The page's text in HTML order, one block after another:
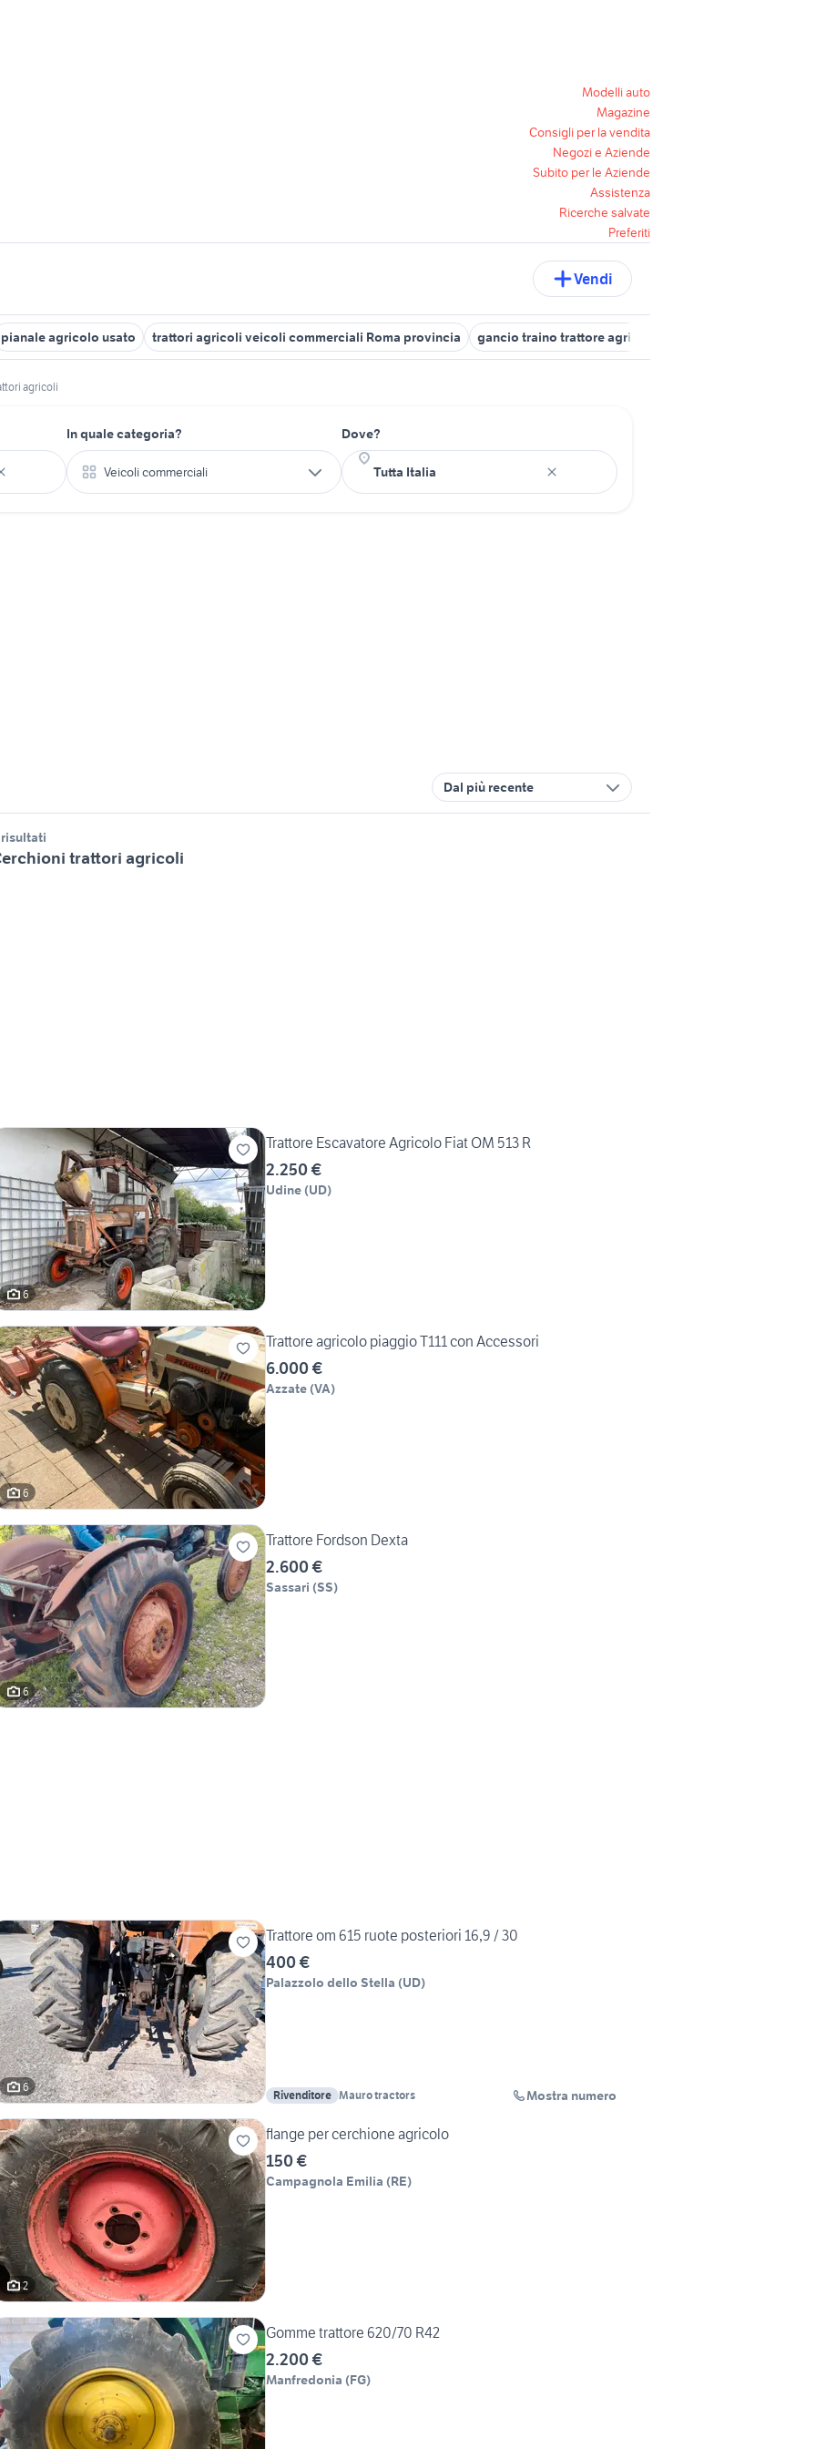
Modelli auto
Magazine
Consigli per la vendita
Negozi e Aziende
Subito per le Aziende
Assistenza
Ricerche salvate
Preferiti
Vendi
pianale agricolo usato trattori agricoli veicoli commerciali Roma provincia gancio traino trattore agricolo usato
agricoli
In quale categoria?
Veicoli commerciali
Dove?
Dal più recente
trattori agricoli
6
Trattore Escavatore Agricolo Fiat OM 513 R
2.250 €
Udine (UD)
6
Trattore agricolo piaggio T111 con Accessori
6.000 €
Azzate (VA)
6
Trattore Fordson Dexta
2.600 €
Sassari (SS)
6
Trattore om 615 ruote posteriori 16,9 / 30
400 €
Palazzolo dello Stella (UD)
Rivenditore Mauro tractors Mostra numero
2
flange per cerchione agricolo
150 €
Campagnola Emilia (RE)
Gomme trattore 620/70 R42
2.200 €
Manfredonia (FG)